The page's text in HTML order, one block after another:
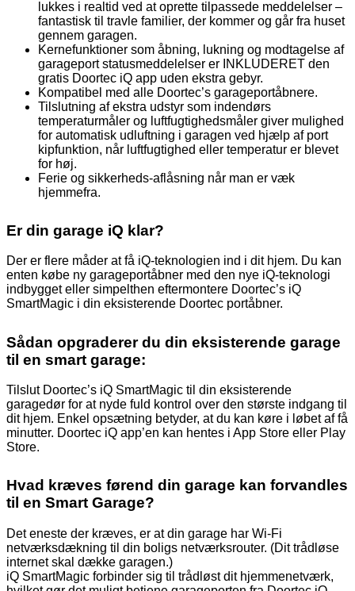
lukkes i realtid ved at oprette tilpassede meddelelser –
fantastisk til travle familier, der kommer og går fra huset
gennem garagen.
Kernefunktioner som åbning, lukning og modtagelse af
garageport statusmeddelelser er INKLUDERET den
gratis Doortec iQ app uden ekstra gebyr.
Kompatibel med alle Doortec’s garageportåbnere.
Tilslutning af ekstra udstyr som indendørs
temperaturmåler og luftfugtighedsmåler giver mulighed
for automatisk udluftning i garagen ved hjælp af port
kipfunktion, når luftfugtighed eller temperatur er blevet
for høj.
Ferie og sikkerheds-aflåsning når man er væk
hjemmefra.
Er din garage iQ klar?
Der er flere måder at få iQ-teknologien ind i dit hjem. Du kan
enten købe ny garageportåbner med den nye iQ-teknologi
indbygget eller simpelthen eftermontere Doortec’s iQ
SmartMagic i din eksisterende Doortec portåbner.
Sådan opgraderer du din eksisterende garage
til en smart garage:
Tilslut Doortec’s iQ SmartMagic til din eksisterende
garagedør for at nyde fuld kontrol over den største indgang til
dit hjem. Enkel opsætning betyder, at du kan køre i løbet af få
minutter. Doortec iQ app’en kan hentes i App Store eller Play
Store.
Hvad kræves førend din garage kan forvandles
til en Smart Garage?
Det eneste der kræves, er at din garage har Wi-Fi
netværksdækning til din boligs netværksrouter. (Dit trådløse
internet skal dække garagen.)
iQ SmartMagic forbinder sig til trådløst dit hjemmenetværk,